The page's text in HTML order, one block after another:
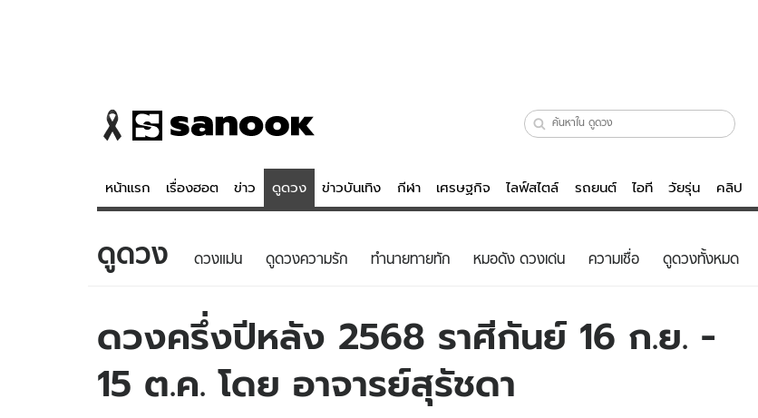
หน้าแรก เรื่องฮอต ข่าว ดูดวง ข่าวบันเทิง กีฬา เศรษฐกิจ ไลฟ์สไตล์ รถยนต์ ไอที วัยรุ่น คลิป
ข่าว
ข่าวบันเทิง
ข่าวกีฬา
ข่าวเศรษฐกิจ
ดูดวง - ตรวจหวย
สถิติหวยไทย
หวยลาว
ไลฟ์สไตล์
วัยรุ่น
ดูดวง ดวงแม่น ดูดวงความรัก ทํานายทายทัก หมอดัง ดวงเด่น ความเชื่อ ดูดวงทั้งหมด
ดวงครึ่งปีหลัง 2568 ราศีกันย์ 16 ก.ย. -
15 ต.ค. โดย อาจารย์สุรัชดา